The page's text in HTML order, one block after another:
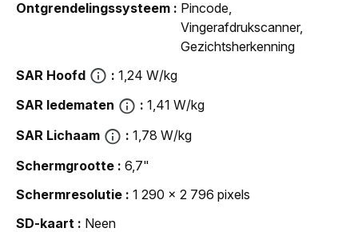
Ontgrendelingssysteem
Pincode,
Vingerafdrukscanner,
Gezichtsherkenning
SAR Hoofd
1,24 W/kg
SAR ledematen
1,41 W/kg
SAR Lichaam
1,78 W/kg
Schermgrootte
6,7"
Schermresolutie
1 290 x 2 796 pixels
SD-kaart
Neen